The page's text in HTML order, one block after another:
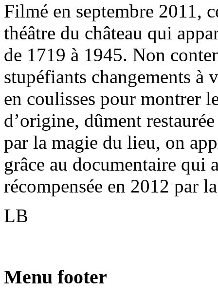
Filmé en septembre 2011,
théâtre du château qui
de 1719 à 1945. Non
stupéfiants changements à
en coulisses pour montrer
d’origine, dûment
par la magie du lieu, on
grâce au documentaire qui
récompensée en 2012 par
LB
Menu footer